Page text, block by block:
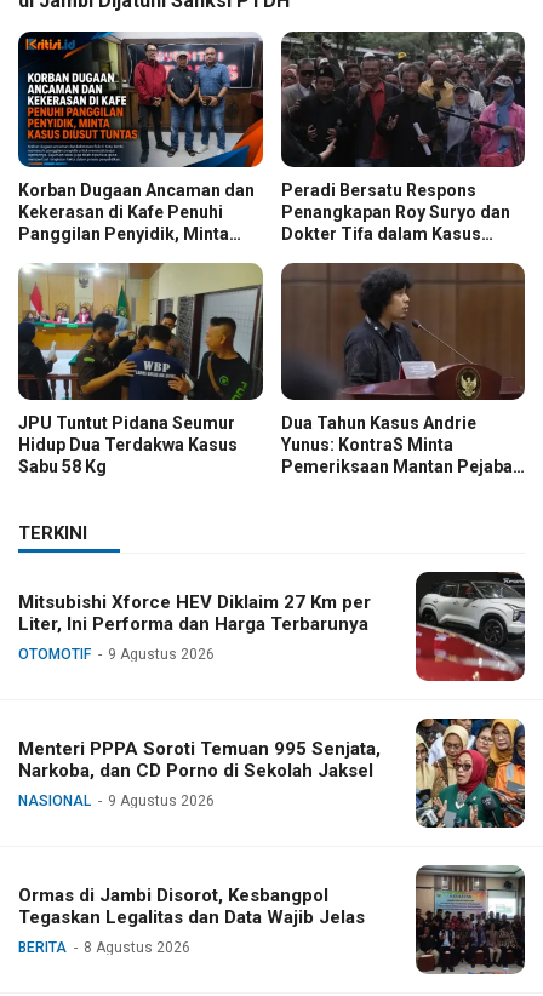
Korban Dugaan Ancaman dan
Kekerasan di Kafe Penuhi
Panggilan Penyidik, Minta
Peradi Bersatu Respons
Penangkapan Roy Suryo dan
Dokter Tifa dalam Kasus
JPU Tuntut Pidana Seumur
Hidup Dua Terdakwa Kasus
Sabu 58 Kg
Dua Tahun Kasus Andrie
Yunus: KontraS Minta
Pemeriksaan Mantan Pejabat
TERKINI
Mitsubishi Xforce HEV Diklaim 27 Km per
Liter, Ini Performa dan Harga Terbarunya
OTOMOTIF 9 Agustus 2026
Menteri PPPA Soroti Temuan 995 Senjata,
Narkoba, dan CD Porno di Sekolah Jaksel
NASIONAL 9 Agustus 2026
Ormas di Jambi Disorot, Kesbangpol
Tegaskan Legalitas dan Data Wajib Jelas
BERITA 8 Agustus 2026